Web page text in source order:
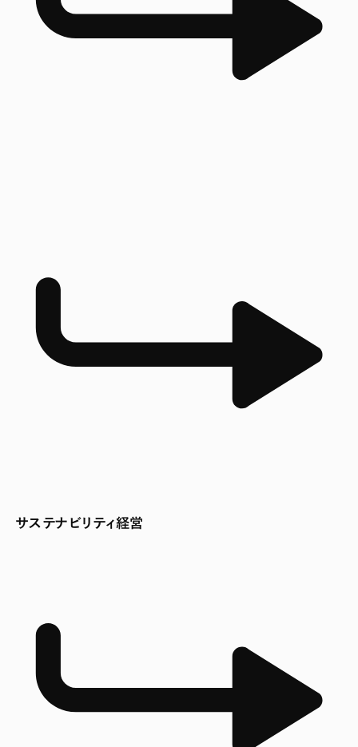
サステナビリティ経営